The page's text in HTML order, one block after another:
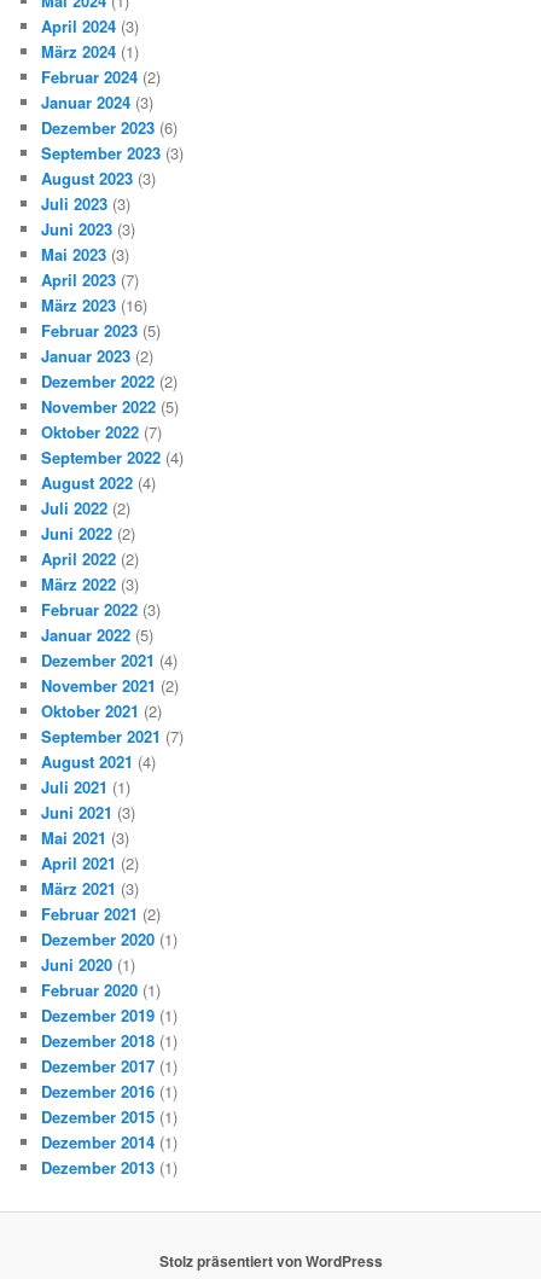
April 2024 (3)
März 2024 (1)
Februar 2024 (2)
Januar 2024 (3)
Dezember 2023 (6)
September 2023 (3)
August 2023 (3)
Juli 2023 (3)
Juni 2023 (3)
Mai 2023 (3)
April 2023 (7)
März 2023 (16)
Februar 2023 (5)
Januar 2023 (2)
Dezember 2022 (2)
November 2022 (5)
Oktober 2022 (7)
September 2022 (4)
August 2022 (4)
Juli 2022 (2)
Juni 2022 (2)
April 2022 (2)
März 2022 (3)
Februar 2022 (3)
Januar 2022 (5)
Dezember 2021 (4)
November 2021 (2)
Oktober 2021 (2)
September 2021 (7)
August 2021 (4)
Juli 2021 (1)
Juni 2021 (3)
Mai 2021 (3)
April 2021 (2)
März 2021 (3)
Februar 2021 (2)
Dezember 2020 (1)
Juni 2020 (1)
Februar 2020 (1)
Dezember 2019 (1)
Dezember 2018 (1)
Dezember 2017 (1)
Dezember 2016 (1)
Dezember 2015 (1)
Dezember 2014 (1)
Dezember 2013 (1)
Stolz präsentiert von WordPress